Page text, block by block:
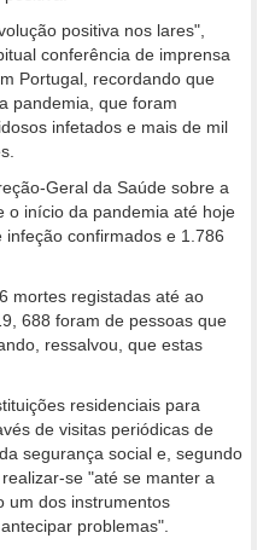
positiva nos lares",
conferência de imprensa
Portugal, recordando que
pandemia, que foram
infetados e mais de mil
Geral da Saúde sobre a
o início da pandemia até hoje
confirmados e 1.786
mortes registadas até ao
688 foram de pessoas que
ressalvou, que estas
residenciais para
de visitas periódicas de
segurança social e, segundo
se "até se manter a
um dos instrumentos
problemas".